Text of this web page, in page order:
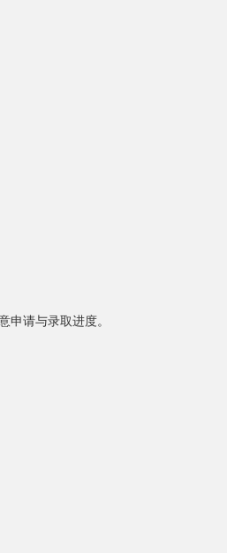
请与录取进度。